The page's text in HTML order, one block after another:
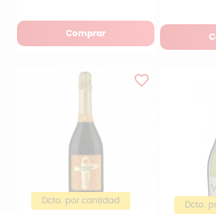
Comprar
favorite_border
Dcto. por cantidad Dcto.